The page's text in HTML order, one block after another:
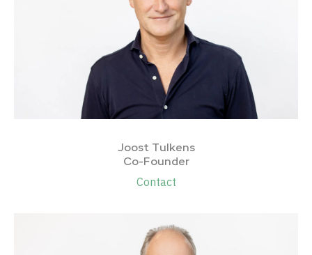
Joost Tulkens
Co-Founder
Contact